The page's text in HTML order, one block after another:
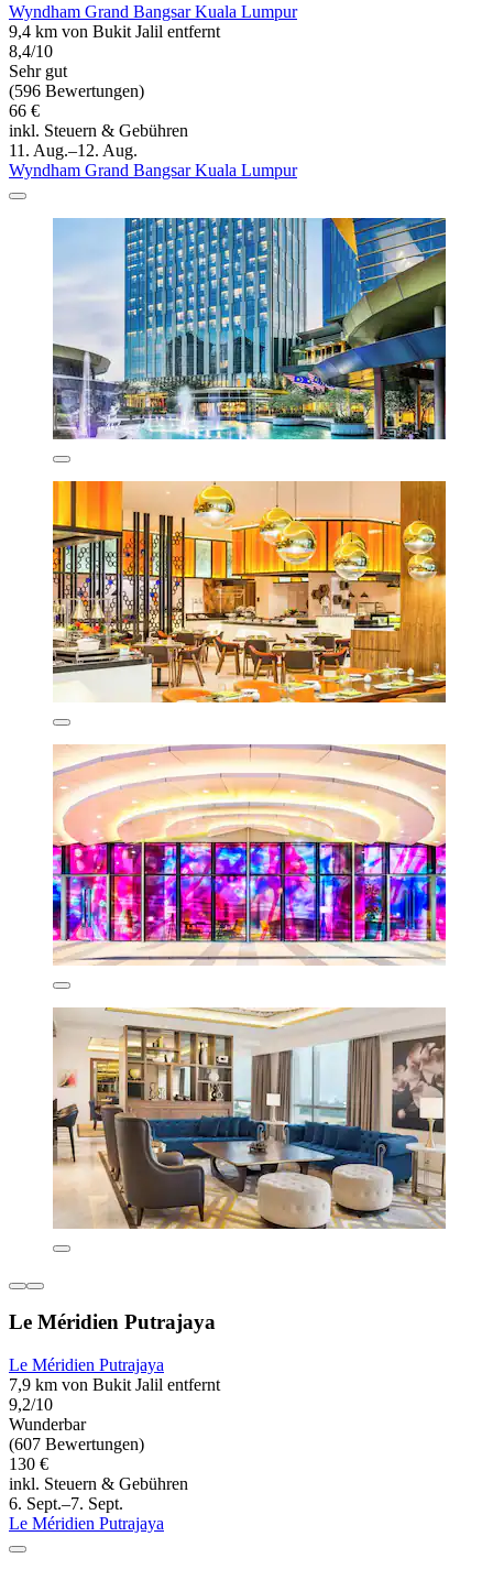
Wyndham Grand Bangsar Kuala Lumpur
9,4 km von Bukit Jalil entfernt
8,4/10
Sehr gut
(596 Bewertungen)
66 €
inkl. Steuern & Gebühren
11. Aug.–12. Aug.
Wyndham Grand Bangsar Kuala Lumpur
Le Méridien Putrajaya
Le Méridien Putrajaya
7,9 km von Bukit Jalil entfernt
9,2/10
Wunderbar
(607 Bewertungen)
130 €
inkl. Steuern & Gebühren
6. Sept.–7. Sept.
Le Méridien Putrajaya